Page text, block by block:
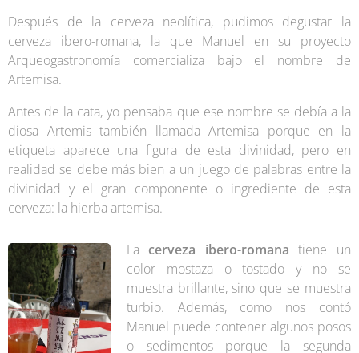
Después de la cerveza neolítica, pudimos degustar la
cerveza ibero-romana, la que Manuel en su proyecto
Arqueogastronomía comercializa bajo el nombre de
Artemisa.
Antes de la cata, yo pensaba que ese nombre se debía a la
diosa Artemis también llamada Artemisa porque en la
etiqueta aparece una figura de esta divinidad, pero en
realidad se debe más bien a un juego de palabras entre la
divinidad y el gran componente o ingrediente de esta
cerveza: la hierba artemisa.
La cerveza ibero-romana tiene un
color mostaza o tostado y no se
muestra brillante, sino que se muestra
turbio. Además, como nos contó
Manuel puede contener algunos posos
o sedimentos porque la segunda